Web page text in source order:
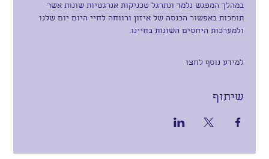
במהלך המפגש נלמד ונתרגל טכניקות אנרגטיות שונות אשר
תומכות באפשור הכנסה של איזון ורווחה לחיי היום יום שלנו
ולמערכות היחסים השונות בחיינו.
למידע נוסף לחצו
שיתוף